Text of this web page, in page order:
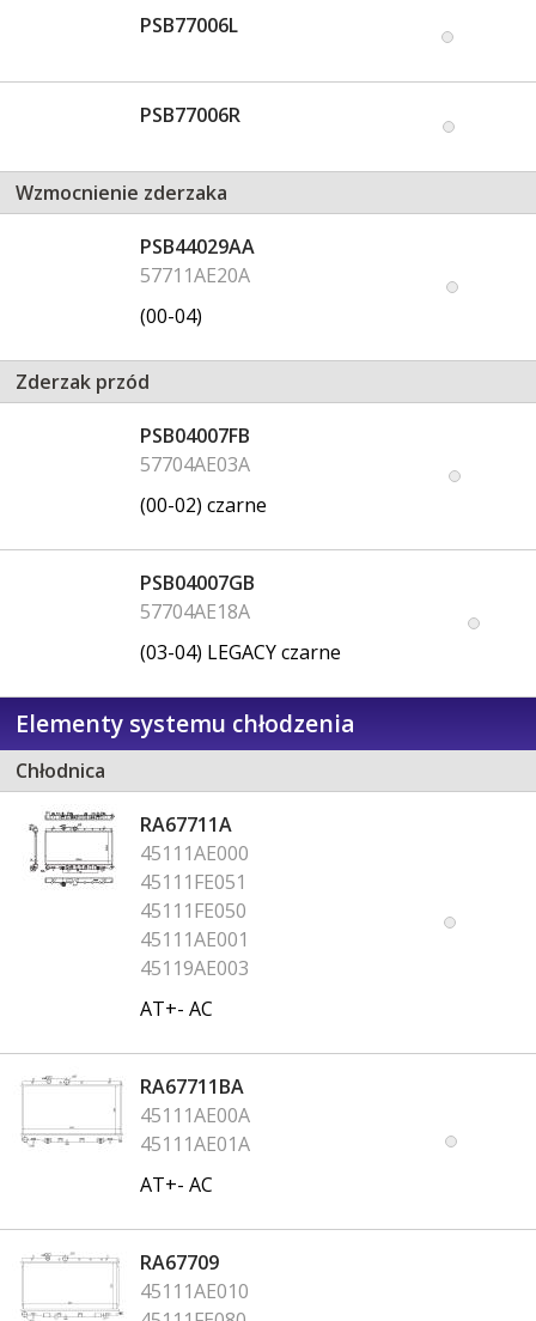
PSB77006L
PSB77006R
Wzmocnienie zderzaka
PSB44029AA
57711AE20A
(00-04)
Zderzak przód
PSB04007FB
57704AE03A
(00-02) czarne
PSB04007GB
57704AE18A
(03-04) LEGACY czarne
Elementy systemu chłodzenia
Chłodnica
RA67711A
45111AE000
45111FE051
45111FE050
45111AE001
45119AE003
AT+- AC
RA67711BA
45111AE00A
45111AE01A
AT+- AC
RA67709
45111AE010